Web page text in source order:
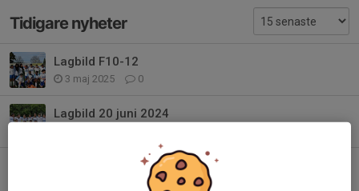
Tidigare nyheter
Lagbild F10-12
3 maj 2025 0
Lagbild 20 juni 2024
Forssa BK-Malung IF
0